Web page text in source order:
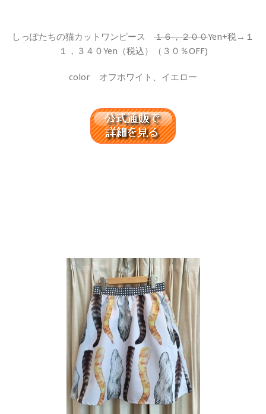
しっぽたちの猫カットワンピース １６，２００Yen+税→１
１，３４０Yen（税込）（３０％OFF)
color オフホワイト、イエロー